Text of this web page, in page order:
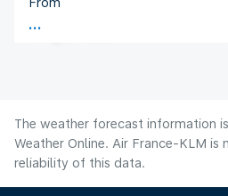
United States Of America
Flight time
The weather forecast information
Weather Online. Air France-KLM is
reliability of this data.